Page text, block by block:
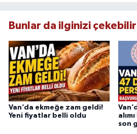
bilgilendirmektedir.
Bunlar da ilginizi çekebilir
Van’da ekmeğe zam geldi!
Yeni fiyatlar belli oldu
son